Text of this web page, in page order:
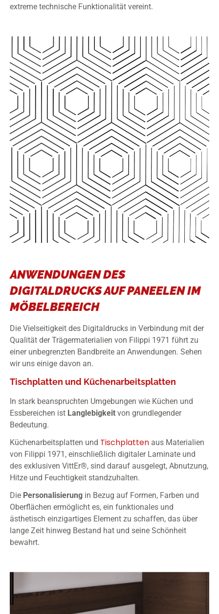
extreme technische Funktionalität vereint.
ANWENDUNGEN DES
DIGITALDRUCKS AUF PANEELEN IM
MÖBELBEREICH
Die Vielseitigkeit des Digitaldrucks in Verbindung mit der
Qualität der Trägermaterialien von Filippi 1971 führt zu
einer unbegrenzten Bandbreite an Anwendungen. Sehen
wir uns einige davon an.
Tischplatten und Küchenarbeitsplatten
In stark beanspruchten Umgebungen wie Küchen und
Essbereichen ist Langlebigkeit von grundlegender
Bedeutung.
Küchenarbeitsplatten und Tischplatten aus Materialien
von Filippi 1971, einschließlich digitaler Laminate und
des exklusiven VittEr®, sind darauf ausgelegt, Abnutzung,
Hitze und Feuchtigkeit standzuhalten.
Die Personalisierung in Bezug auf Formen, Farben und
Oberflächen ermöglicht es, ein funktionales und
ästhetisch einzigartiges Element zu schaffen, das über
lange Zeit hinweg Bestand hat und seine Schönheit
bewahrt.